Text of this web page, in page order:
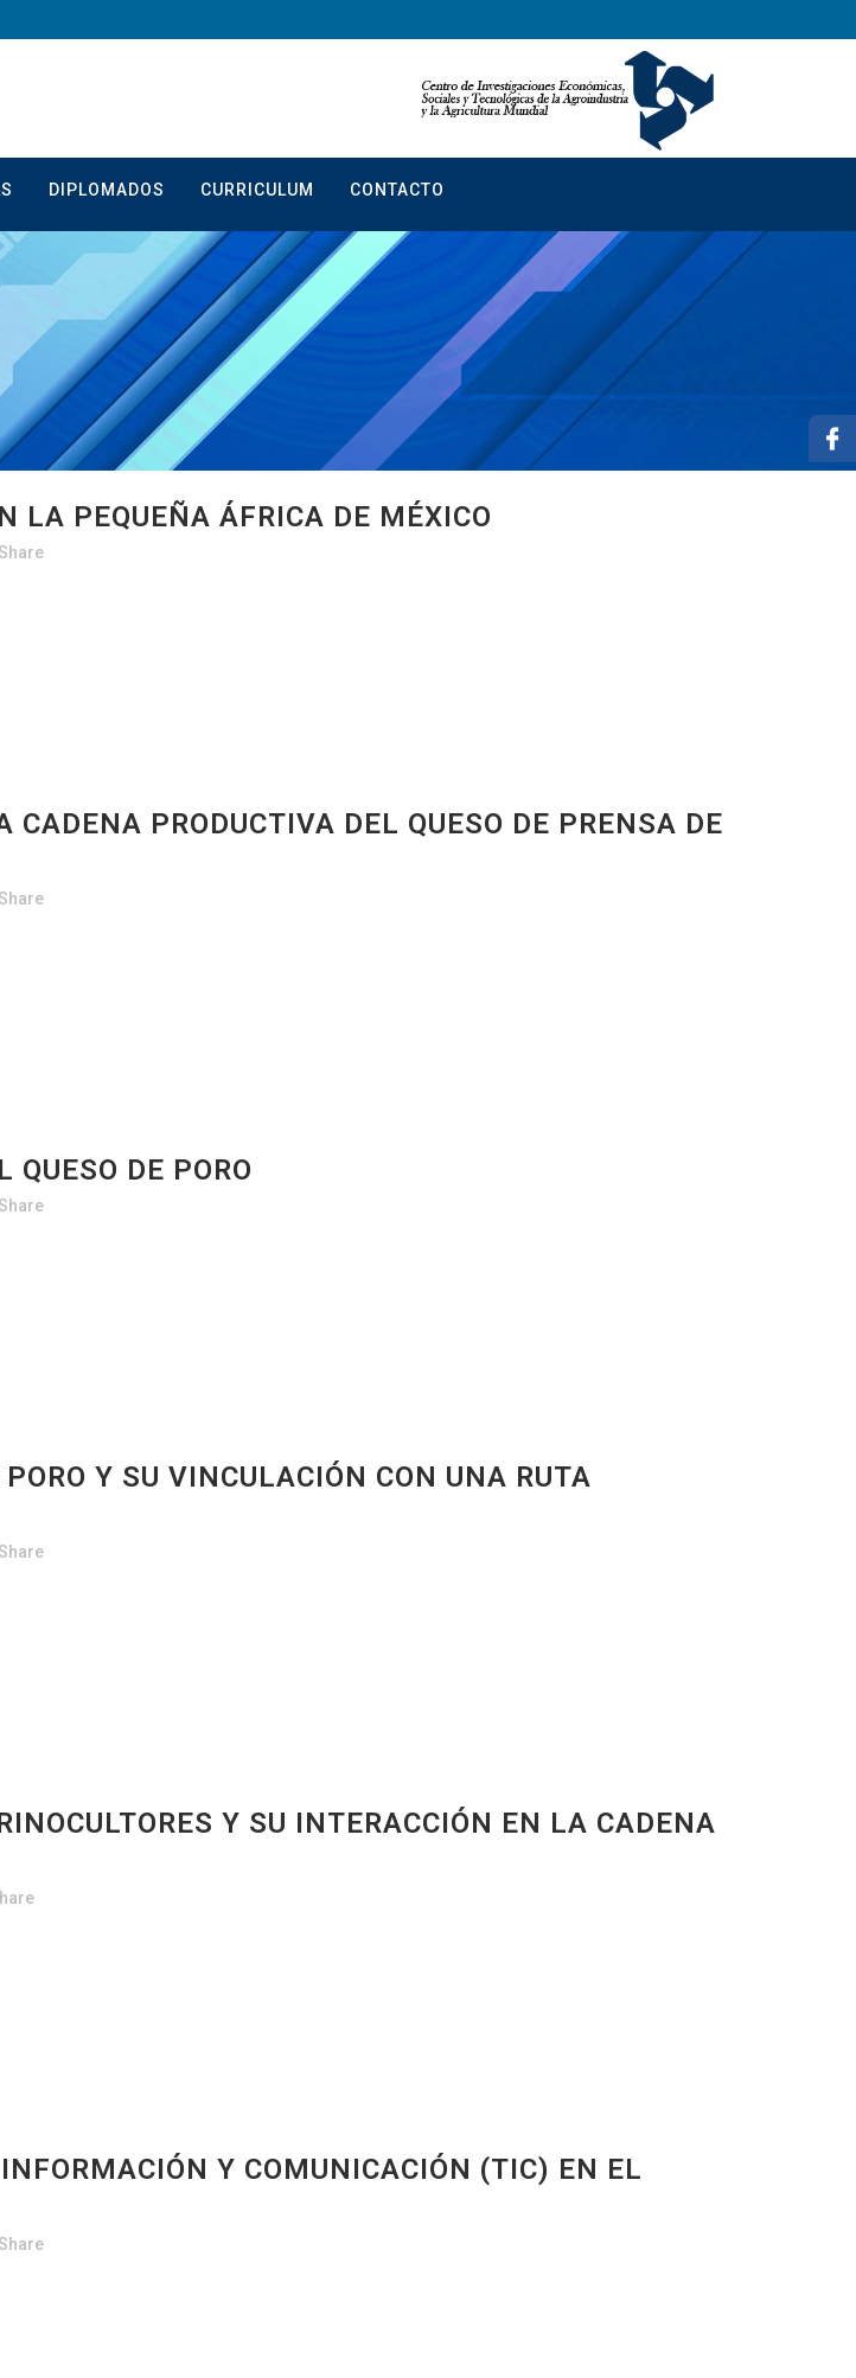
DIPLOMADOS CURRICULUM CONTACTO
LA PEQUEÑA ÁFRICA DE MÉXICO
PRODUCTIVA DEL QUESO DE PRENSA DE
DE PORO
Y SU VINCULACIÓN CON UNA RUTA
Y SU INTERACCIÓN EN LA CADENA
Y COMUNICACIÓN (TIC) EN EL